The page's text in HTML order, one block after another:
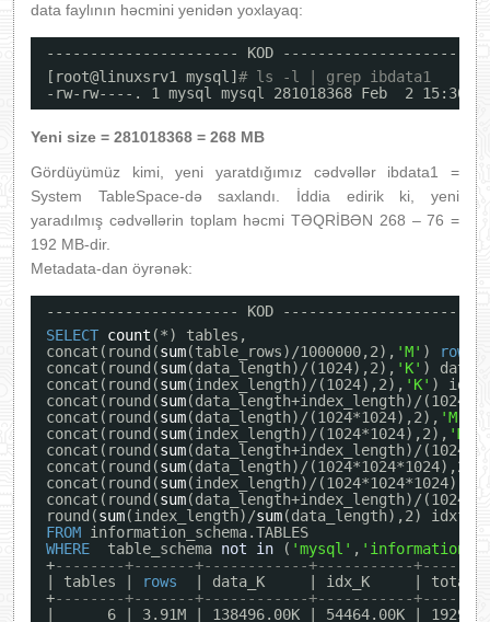
data faylının həcmini yenidən yoxlayaq:
---------------------- KOD ----------------------
[root@linuxsrv1 mysql] # ls -l | grep ibdata1
-rw-rw----. 1 mysql mysql 281018368 Feb  2 15:30
Yeni size = 281018368 = 268 MB
Gördüyümüz kimi, yeni yaratdığımız cədvəllər ibdata1 =
System TableSpace-də saxlandı. İddia edirik ki, yeni
yaradılmış cədvəllərin toplam həcmi TƏQRİBƏN 268 – 76 =
192 MB-dir.
Metadata-dan öyrənək:
---------------------- KOD ----------------------
SELECT count (*) tables,
concat(round(sum(table_rows)/1000000,2), 'M' ) rows ,
concat(round(sum(data_length)/(1024),2), 'K' )
concat(round(sum(index_length)/(1024),2), 'K' )
concat(round(sum(data_length+index_length)/
concat(round(sum(data_length)/(1024*1024),2), 'M'
)
concat(round(sum(index_length)/(1024*1024),2), 'M' )
concat(round(sum(data_length+index_length)/
concat(round(sum(data_length)/(1024*1024*1024),2),
concat(round(sum(index_length)/
concat(round(sum(data_length+index_length)/
round(sum(index_length)/sum(data_length),2)
FROM information_schema.TABLES
WHERE
table_schema not in ( 'mysql' ,
+--------+-------+------------+-----------
| tables |
rows
| data_K     | idx_K     |
+--------+-------+------------+-----------
|      6 | 3.91M | 138496.00K | 54464.00K |